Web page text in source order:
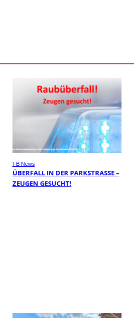
FB News
ÜBERFALL IN DER PARKSTRASSE – Z
EUGEN GESUCHT!